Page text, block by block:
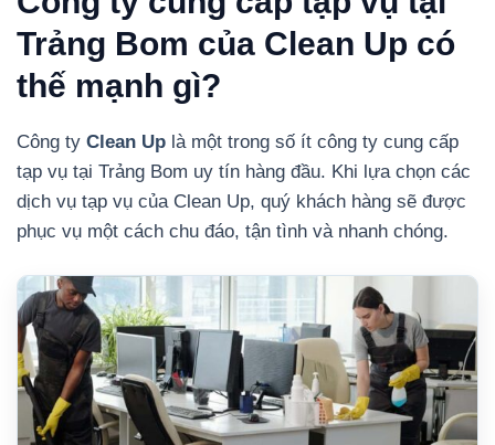
Trảng Bom của Clean Up có
thế mạnh gì?
Công ty Clean Up là một trong số ít công ty cung cấp
tạp vụ tại Trảng Bom uy tín hàng đầu. Khi lựa chọn các
dịch vụ tạp vụ của Clean Up, quý khách hàng sẽ được
phục vụ một cách chu đáo, tận tình và nhanh chóng.